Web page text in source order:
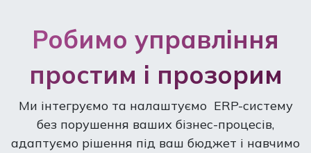
Робимо управління
простим і прозорим​
Ми інтегруємо та налаштуємо ERP-систему
без порушення ваших бізнес-процесів,
адаптуємо рішення під ваш бюджет і навчимо